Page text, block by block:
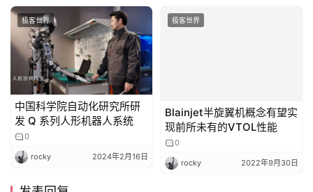
极客世界
中国科学院自动化研究所研
发 Q 系列人形机器人系统
0
rocky 2024年2月16日
极客世界
Blainjet半旋翼机概念有望实
现前所未有的VTOL性能
0
rocky 2022年9月30日